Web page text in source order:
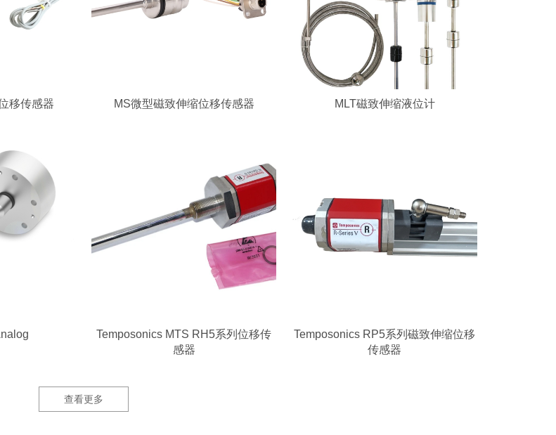
移传感器 MS微型磁致伸缩位移传感器 MLT磁致伸缩液位计
Temposonics MTS RH5系列位移传
感器
Temposonics RP5系列磁致伸缩位移
传感器
查看更多